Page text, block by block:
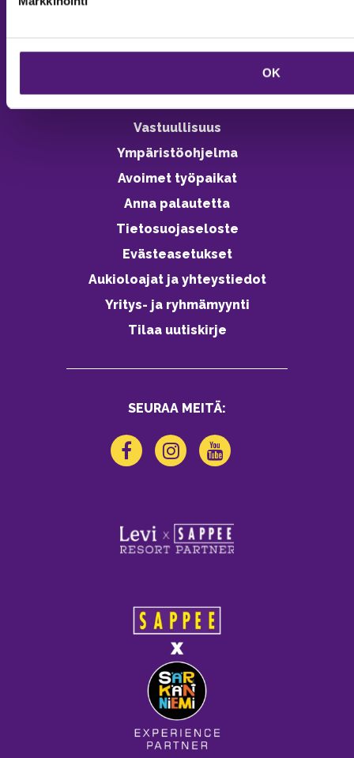
OK
Vastuullisuus
Ympäristöohjelma
Avoimet työpaikat
Anna palautetta
Tietosuojaseloste
Evästeasetukset
Aukioloajat ja yhteystiedot
Yritys- ja ryhmämyynti
Tilaa uutiskirje
SEURAA MEITÄ: